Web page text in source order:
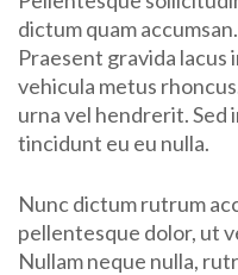
dictum quam
Praesent gravida
vehicula metus
urna vel hendrerit. Sed
tincidunt eu eu nulla.
Nunc dictum rutrum
pellentesque dolor, ut
Nullam neque nulla,